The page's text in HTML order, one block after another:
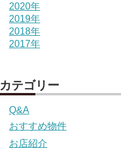
2020年
2019年
2018年
2017年
カテゴリー
Q&A
おすすめ物件
お店紹介